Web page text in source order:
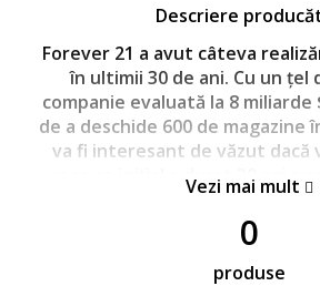
Descriere
Forever 21 a avut câteva
în ultimii 30 de ani. Cu un țel
companie evaluată la 8 miliarde
de a deschide 600 de magazine
va fi interesant de văzut dacă
ceea ce inițial a durat 30 ani
http://
Vezi mai mult
0
produse